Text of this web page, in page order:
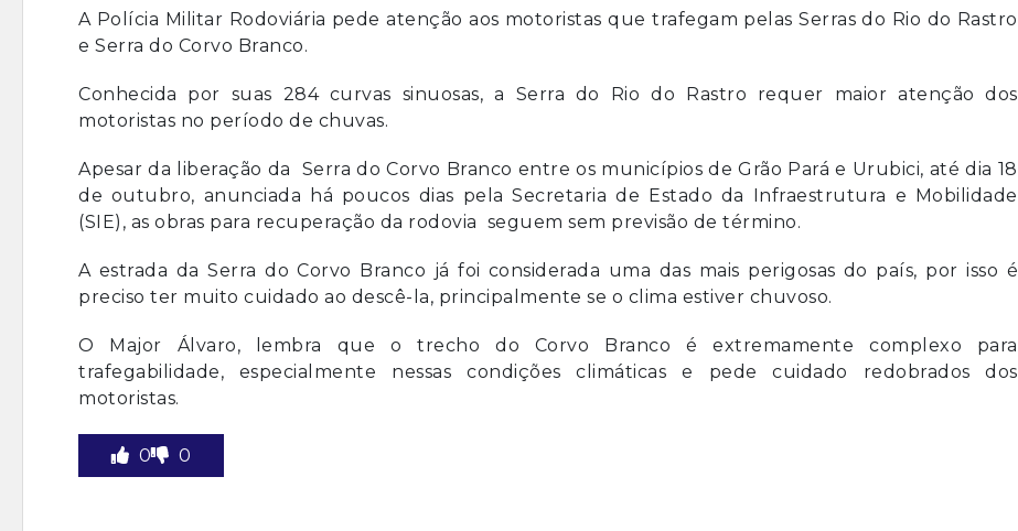
A Polícia Militar Rodoviária pede atenção aos motoristas que trafegam pelas Serras do Rio do Rastro
e Serra do Corvo Branco.
Conhecida por suas 284 curvas sinuosas, a Serra do Rio do Rastro requer maior atenção dos
motoristas no período de chuvas.
Apesar da liberação da Serra do Corvo Branco entre os municípios de Grão Pará e Urubici, até dia 18
de outubro, anunciada há poucos dias pela Secretaria de Estado da Infraestrutura e Mobilidade
(SIE), as obras para recuperação da rodovia seguem sem previsão de término.
A estrada da Serra do Corvo Branco já foi considerada uma das mais perigosas do país, por isso é
preciso ter muito cuidado ao descê-la, principalmente se o clima estiver chuvoso.
O Major Álvaro, lembra que o trecho do Corvo Branco é extremamente complexo para
trafegabilidade, especialmente nessas condições climáticas e pede cuidado redobrados dos
motoristas.
0 0